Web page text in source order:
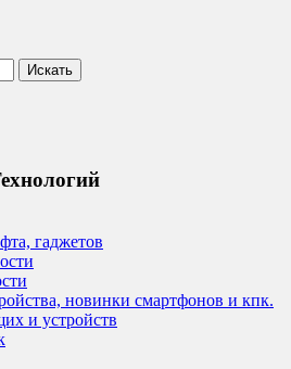
гаджетов
новинки смартфонов и кпк.
и устройств